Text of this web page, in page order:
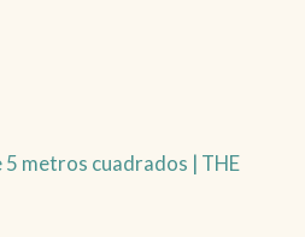
metros cuadrados | THE